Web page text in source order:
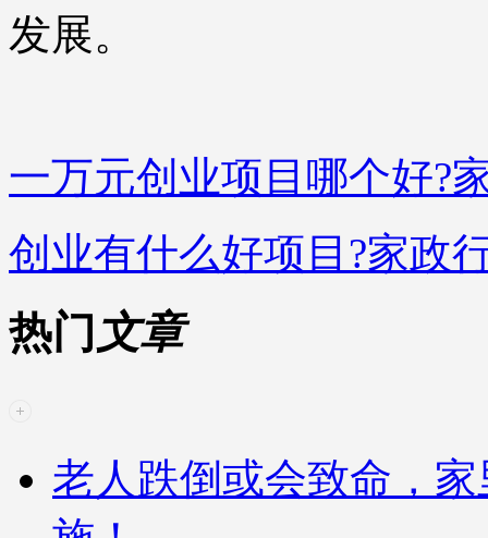
发展。
一万元创业项目哪个好?
创业有什么好项目?家政
热门 文章
老人跌倒或会致命，